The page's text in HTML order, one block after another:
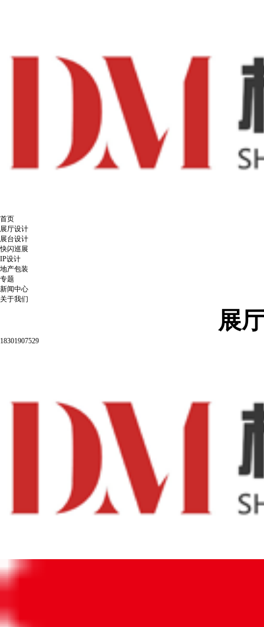
首页
展厅设计
展台设计
快闪巡展
IP设计
地产包装
专题
新闻中心
关于我们
展
18301907529